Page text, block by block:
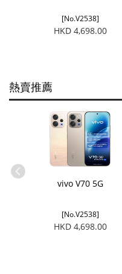
[No.V2538]
HKD 4,698.00
熱賣推薦
vivo V70 5G
[No.V2538]
HKD 4,698.00